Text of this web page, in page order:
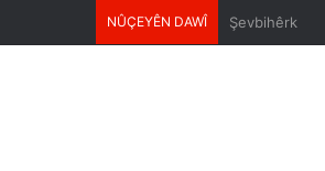
NÛÇEYÊN DAWÎ Ektwel jin